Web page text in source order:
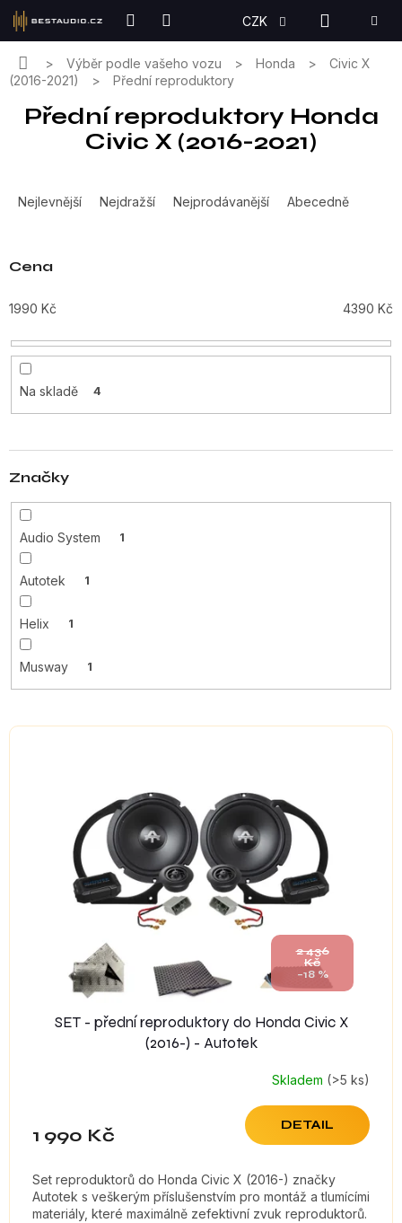
Přejít
obsah
CZK
KOŠÍK
DomůVýběr podle vašeho vozu Honda
Civic X
(2016-2021)
Přední reproduktory
Přední reproduktory Honda
Civic X (2016-2021)
a
n
í
r
o
d
u
t
Nejlevnější Nejdražší Nejprodávanější Abecedně
Cena
1990 Kč 4390 Kč
Na skladě 4
Značky
Audio System 1
Autotek 1
Helix 1
Musway 1
V
2 436
Kč
–18 %
SET - přední reproduktory do Honda Civic X
(2016-) - Autotek
Skladem (>5 ks)
1 990 Kč DETAIL
Set reproduktorů do Honda Civic X (2016-) značky
Autotek s veškerým příslušenstvím pro montáž a tlumícími
materiály, které maximálně zefektivní zvuk reproduktorů.